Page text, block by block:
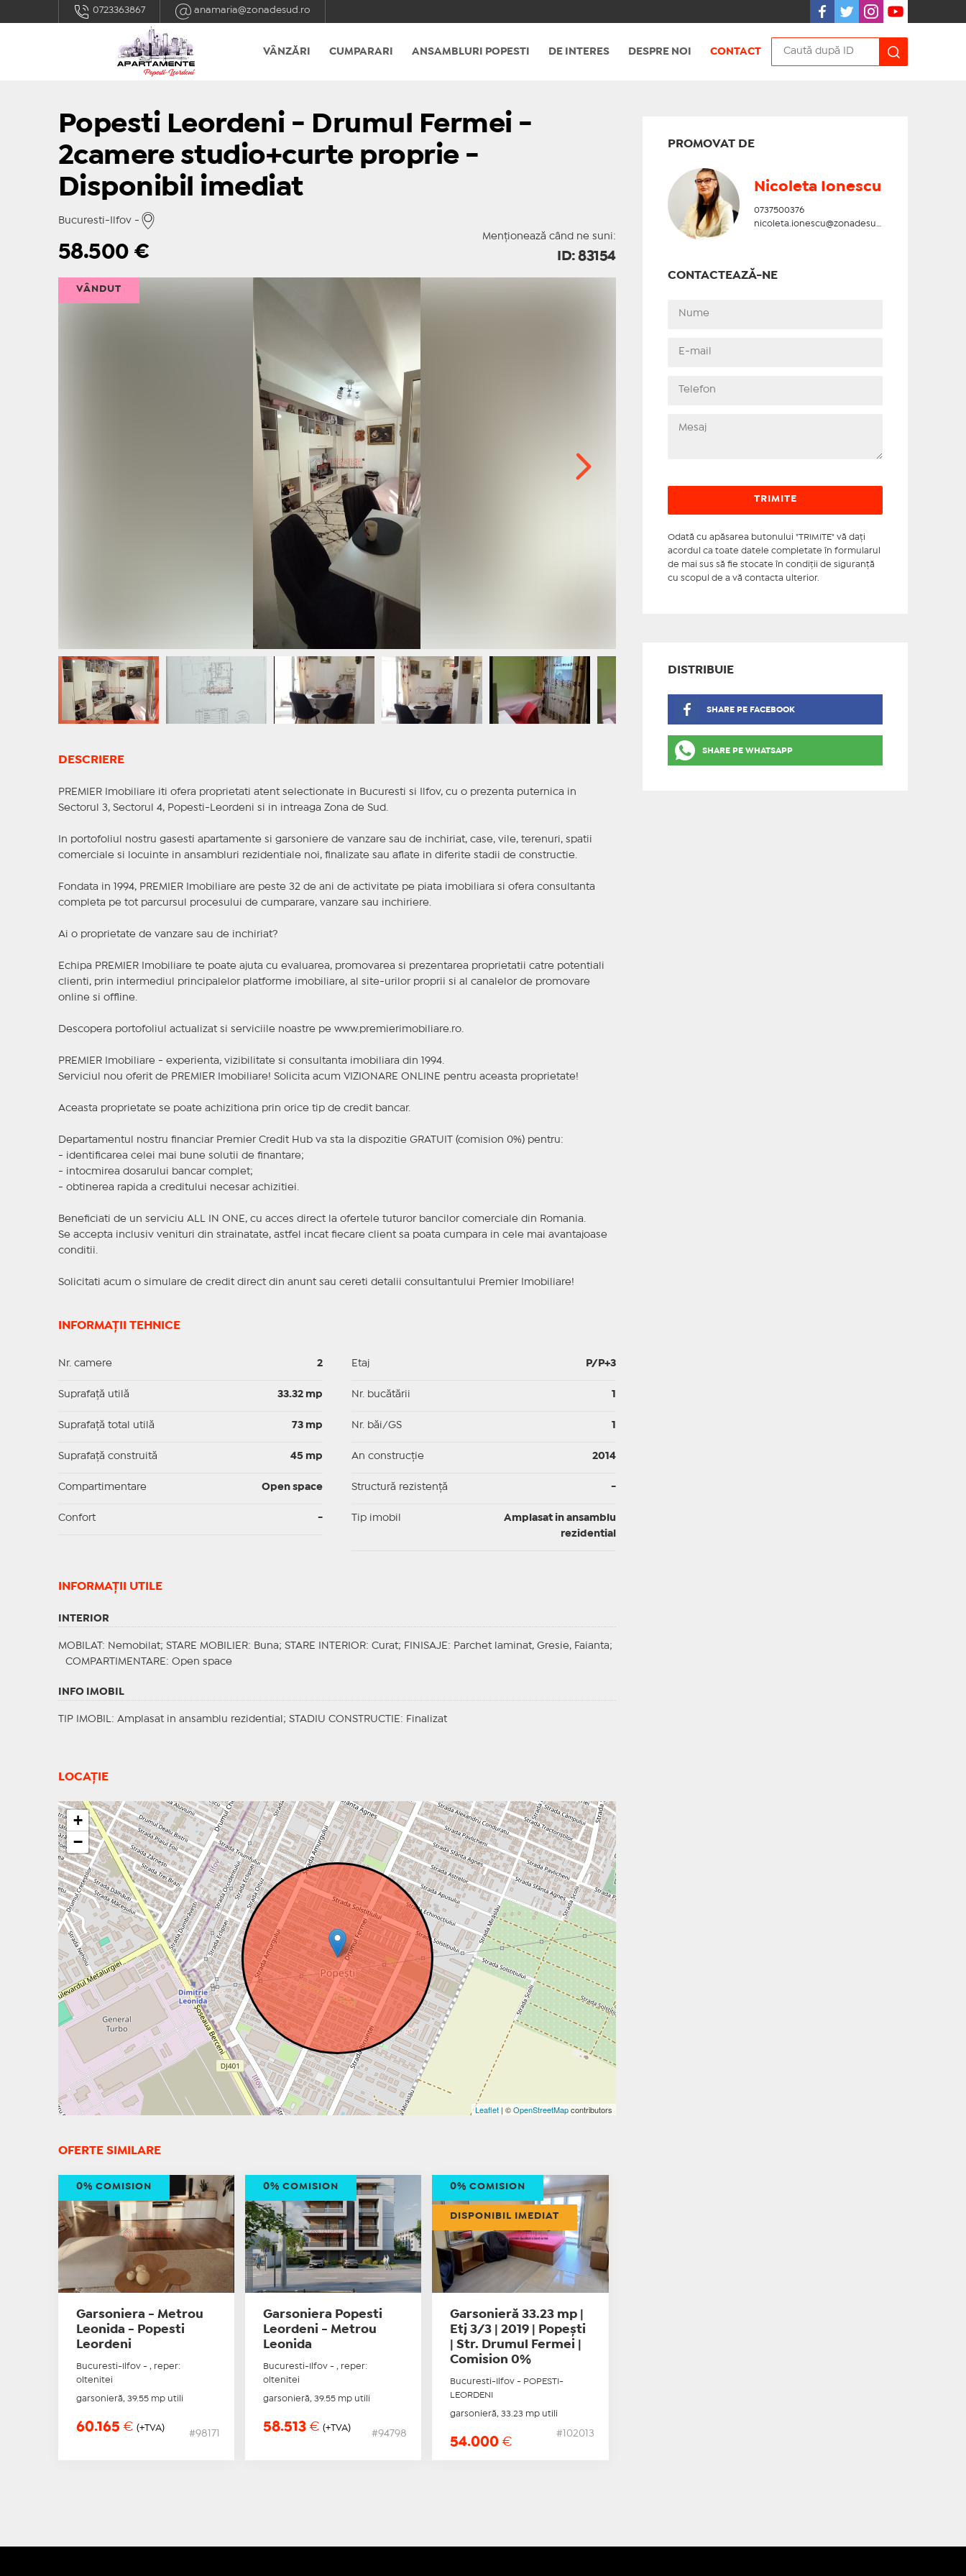
0723363867 anamaria@zonadesud.ro
VÂNZĂRI CUMPARARI ANSAMBLURI POPESTI DE INTERES DESPRE NOI CONTACT
Popesti Leordeni - Drumul Fermei -
2camere studio+curte proprie -
Disponibil imediat
Bucuresti-Ilfov -
Menționează când ne suni:
58.500€ ID: 83154
VÂNDUT
DESCRIERE
PREMIER Imobiliare iti ofera proprietati atent selectionate in Bucuresti si Ilfov, cu o prezenta puternica in
Sectorul 3, Sectorul 4, Popesti-Leordeni si in intreaga Zona de Sud.
In portofoliul nostru gasesti apartamente si garsoniere de vanzare sau de inchiriat, case, vile, terenuri, spatii
comerciale si locuinte in ansambluri rezidentiale noi, finalizate sau aflate in diferite stadii de constructie.
Fondata in 1994, PREMIER Imobiliare are peste 32 de ani de activitate pe piata imobiliara si ofera consultanta
completa pe tot parcursul procesului de cumparare, vanzare sau inchiriere.
Ai o proprietate de vanzare sau de inchiriat?
Echipa PREMIER Imobiliare te poate ajuta cu evaluarea, promovarea si prezentarea proprietatii catre potentiali
clienti, prin intermediul principalelor platforme imobiliare, al site-urilor proprii si al canalelor de promovare
online si offline.
Descopera portofoliul actualizat si serviciile noastre pe www.premierimobiliare.ro.
PREMIER Imobiliare - experienta, vizibilitate si consultanta imobiliara din 1994.
Serviciul nou oferit de PREMIER Imobiliare! Solicita acum VIZIONARE ONLINE pentru aceasta proprietate!
Aceasta proprietate se poate achizitiona prin orice tip de credit bancar.
Departamentul nostru financiar Premier Credit Hub va sta la dispozitie GRATUIT (comision 0%) pentru:
- identificarea celei mai bune solutii de finantare;
- intocmirea dosarului bancar complet;
- obtinerea rapida a creditului necesar achizitiei.
Beneficiati de un serviciu ALL IN ONE, cu acces direct la ofertele tuturor bancilor comerciale din Romania.
Se accepta inclusiv venituri din strainatate, astfel incat fiecare client sa poata cumpara in cele mai avantajoase
conditii.
Solicitati acum o simulare de credit direct din anunt sau cereti detalii consultantului Premier Imobiliare!
INFORMAȚII TEHNICE
Nr. camere 2
Suprafaţă utilă 33.32 mp
Suprafaţă total utilă 73 mp
Suprafaţă construită 45 mp
Compartimentare Open space
Confort -
Etaj P/P+3
Nr. bucătării
Nr. băi/GS
An construcție 2014
Structură rezistență -
Tip imobil
Amplasat in ansamblu
rezidential
INFORMAŢII UTILE
INTERIOR
MOBILAT : Nemobilat; STARE MOBILIER: Buna; STARE INTERIOR: Curat; FINISAJE : Parchet laminat, Gresie, Faianta;
COMPARTIMENTARE : Open space
INFO IMOBIL
TIP IMOBIL : Amplasat in ansamblu rezidential; STADIU CONSTRUCTIE : Finalizat
LOCAȚIE
+
−
Leaflet| ©OpenStreetMapcontributors
PROMOVAT DE
Nicoleta Ionescu
0737500376
CONTACTEAZĂ-NE
Odată cu apăsarea butonului "TRIMITE" vă daţi
acordul ca toate datele completate în formularul
de mai sus să fie stocate în condiţii de siguranţă
cu scopul de a vă contacta ulterior.
DISTRIBUIE
SHARE PE FACEBOOK
SHARE PE WHATSAPP
OFERTE SIMILARE
Garsoniera - Metrou
Leonida - Popesti
Leordeni
Bucuresti-Ilfov - , reper:
oltenitei
garsonieră, 39.55 mp utili
60.165 € (+TVA)
#98171
0% COMISION
Garsoniera Popesti
Leordeni - Metrou
Leonida
Bucuresti-Ilfov - , reper:
oltenitei
garsonieră, 39.55 mp utili
58.513€ (+TVA)
#94798
0% COMISION
Garsonieră 33.23 mp |
Etj 3/3 | 2019 | Popești
| Str. Drumul Fermei |
Comision 0%
Bucuresti-Ilfov - POPESTI-
LEORDENI
garsonieră, 33.23 mp utili
54.000€
#102013
0% COMISION
DISPONIBIL IMEDIAT